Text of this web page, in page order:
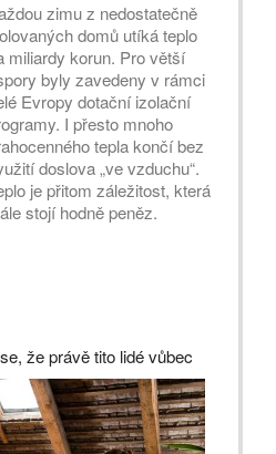
zimu z nedostatečně
domů utíká teplo
miliardy korun. Pro větší
byly zavedeny v rámci
Evropy dotační izolační
I přesto mnoho
tepla končí bez
doslova „ve vzduchu“.
je přitom záležitost, která
stojí hodně peněz.
že právě tito lidé vůbec